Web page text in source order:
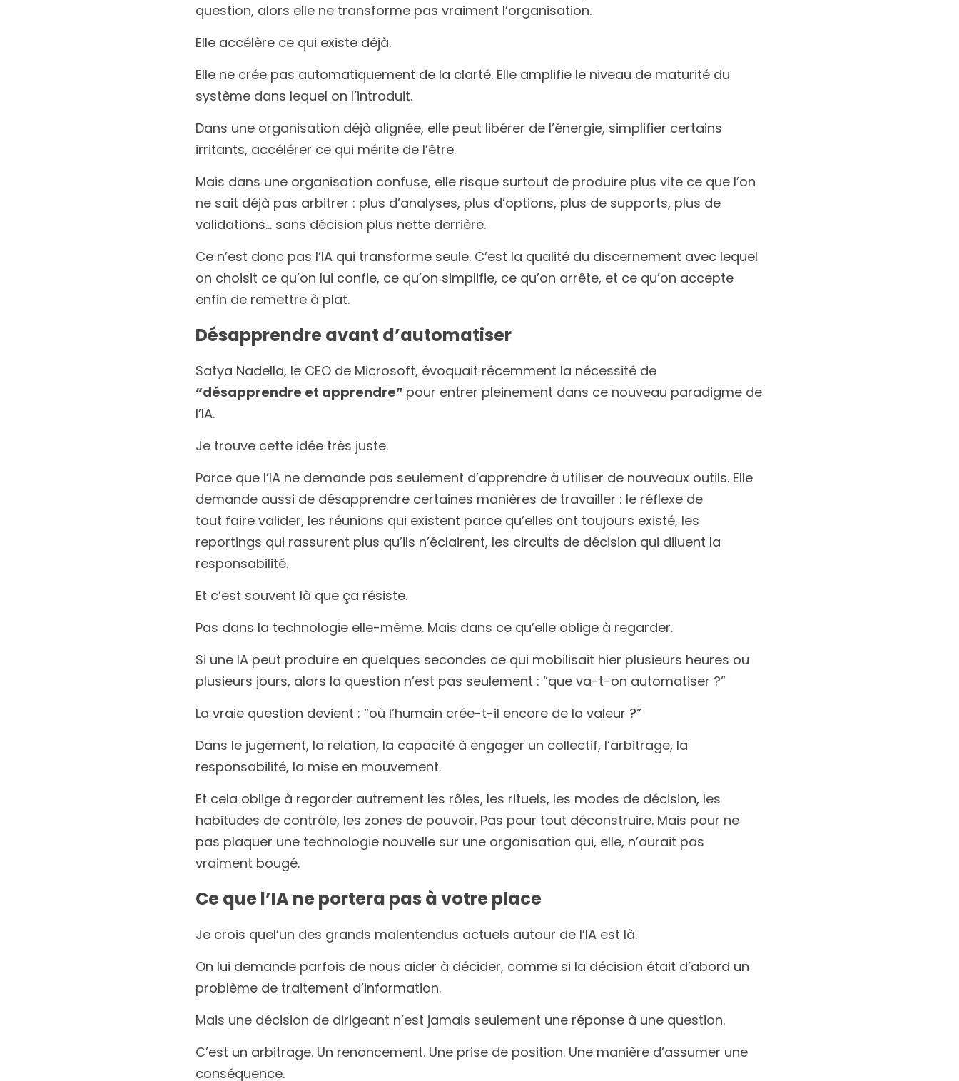
question, alors elle ne transforme pas vraiment l’organisation.
Elle accélère ce qui existe déjà.
Elle ne crée pas automatiquement de la clarté. Elle amplifie le niveau de maturité du
système dans lequel on l’introduit.
Dans une organisation déjà alignée, elle peut libérer de l’énergie, simplifier certains
irritants, accélérer ce qui mérite de l’être.
Mais dans une organisation confuse, elle risque surtout de produire plus vite ce que l’on
ne sait déjà pas arbitrer : plus d’analyses, plus d’options, plus de supports, plus de
validations… sans décision plus nette derrière.
Ce n’est donc pas l’IA qui transforme seule. C’est la qualité du discernement avec lequel
on choisit ce qu’on lui confie, ce qu’on simplifie, ce qu’on arrête, et ce qu’on accepte
enfin de remettre à plat.
Désapprendre avant d’automatiser
“désapprendre et apprendre” pour entrer pleinement dans ce nouveau paradigme de
l’IA.
Je trouve cette idée très juste.
Parce que l’IA ne demande pas seulement d’apprendre à utiliser de nouveaux outils. Elle
demande aussi de désapprendre certaines manières de travailler : le réflexe de
tout faire valider, les réunions qui existent parce qu’elles ont toujours existé, les
reportings qui rassurent plus qu’ils n’éclairent, les circuits de décision qui diluent la
responsabilité.
Et c’est souvent là que ça résiste.
Pas dans la technologie elle-même. Mais dans ce qu’elle oblige à regarder.
Si une IA peut produire en quelques secondes ce qui mobilisait hier plusieurs heures ou
plusieurs jours, alors la question n’est pas seulement : “que va-t-on automatiser ?”
La vraie question devient : “où l’humain crée-t-il encore de la valeur ?”
Dans le jugement, la relation, la capacité à engager un collectif, l’arbitrage, la
responsabilité, la mise en mouvement.
Et cela oblige à regarder autrement les rôles, les rituels, les modes de décision, les
habitudes de contrôle, les zones de pouvoir. Pas pour tout déconstruire. Mais pour ne
pas plaquer une technologie nouvelle sur une organisation qui, elle, n’aurait pas
vraiment bougé.
Ce que l’IA ne portera pas à votre place
Je crois quel’un des grands malentendus actuels autour de l’IA est là.
On lui demande parfois de nous aider à décider, comme si la décision était d’abord un
problème de traitement d’information.
Mais une décision de dirigeant n’est jamais seulement une réponse à une question.
C’est un arbitrage. Un renoncement. Une prise de position. Une manière d’assumer une
conséquence.